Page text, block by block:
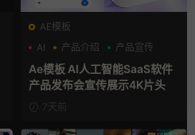
AE模板
AI
产品介绍 产品宣传
Ae模板 AI人工智能SaaS软件
产品发布会宣传展示4K片头
7天前